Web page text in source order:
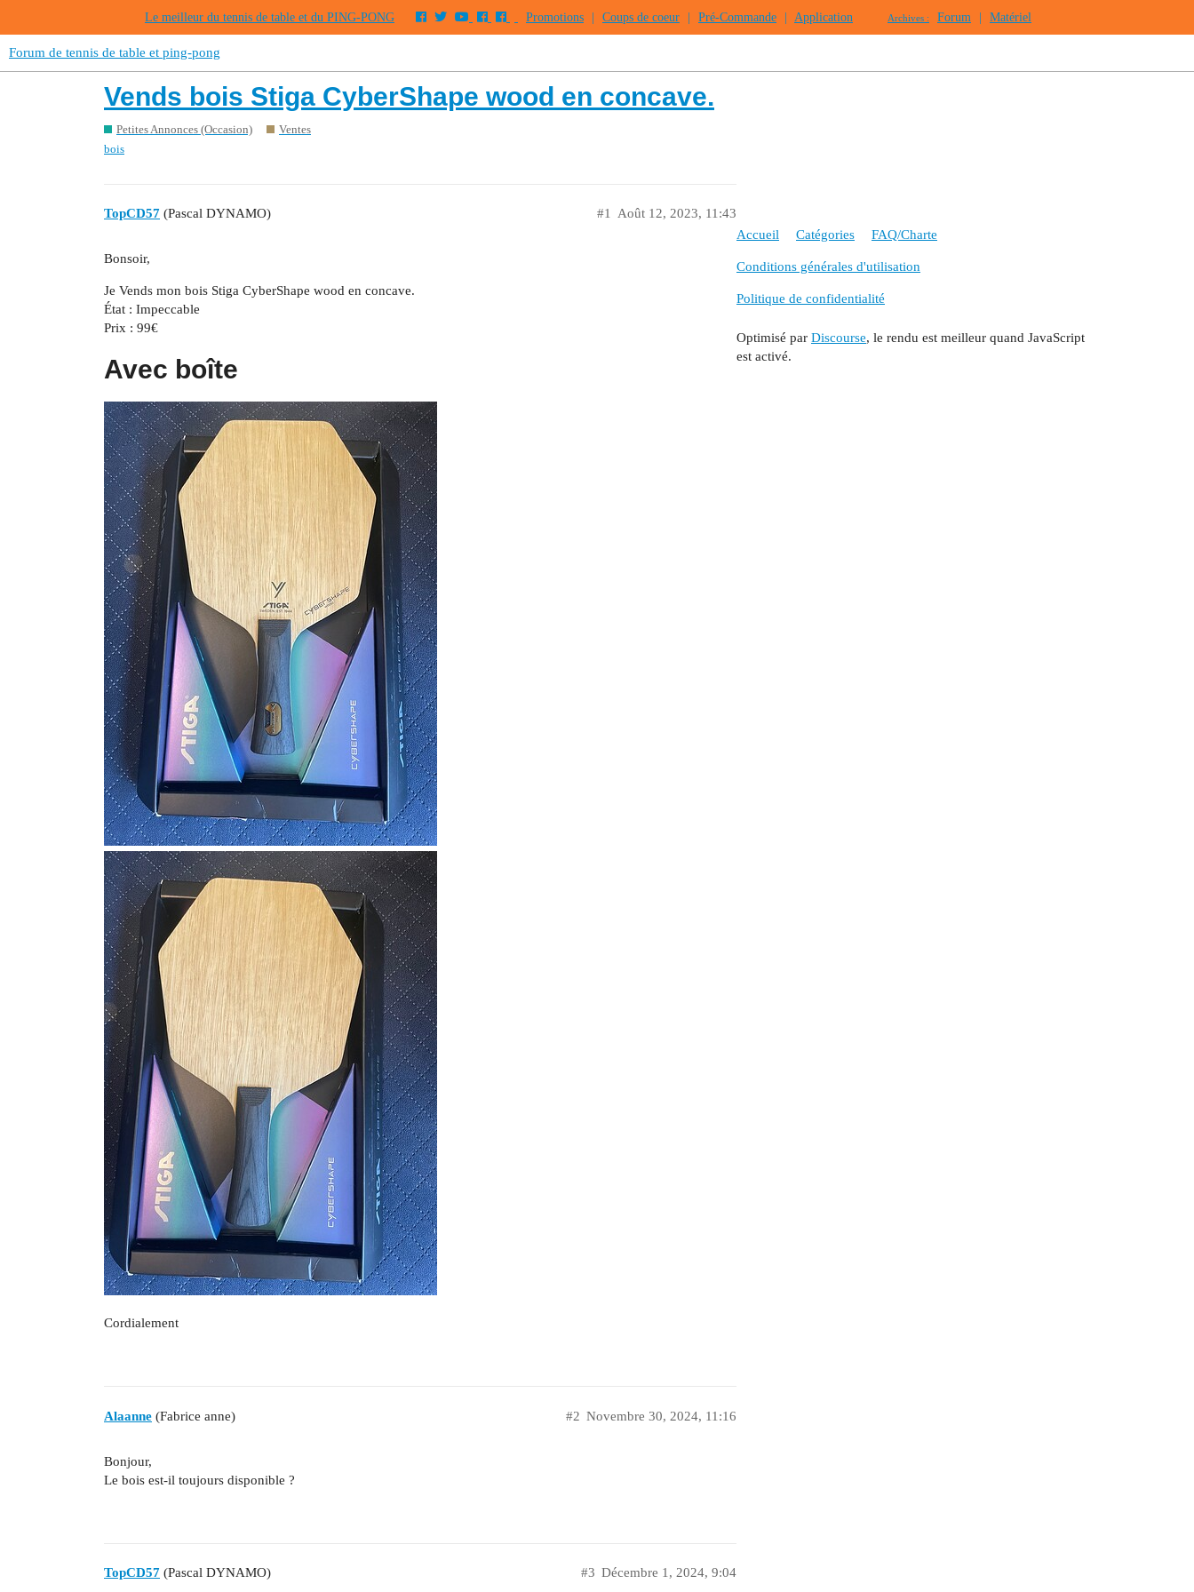
Le meilleur du tennis de table et du PING-PONG Promotions Coups de coeur Pré-Commande Application Archives : Forum Matériel
Forum de tennis de table et ping-pong
Vends bois Stiga CyberShape wood en concave.
Petites Annonces (Occasion)
Ventes
bois
TopCD57 (Pascal DYNAMO) Août 12, 2023, 11:43
#1
Bonsoir,
Je Vends mon bois Stiga CyberShape wood en concave.
État : Impeccable
Prix : 99€
Avec boîte
Cordialement
Alaanne (Fabrice anne) Novembre 30, 2024, 11:16
#2
Bonjour,
Le bois est-il toujours disponible ?
TopCD57 (Pascal DYNAMO) Décembre 1, 2024, 9:04
#3
Accueil Catégories FAQ/Charte
Conditions générales d'utilisation
Politique de confidentialité
Optimisé par Discourse, le rendu est meilleur quand JavaScript
est activé.